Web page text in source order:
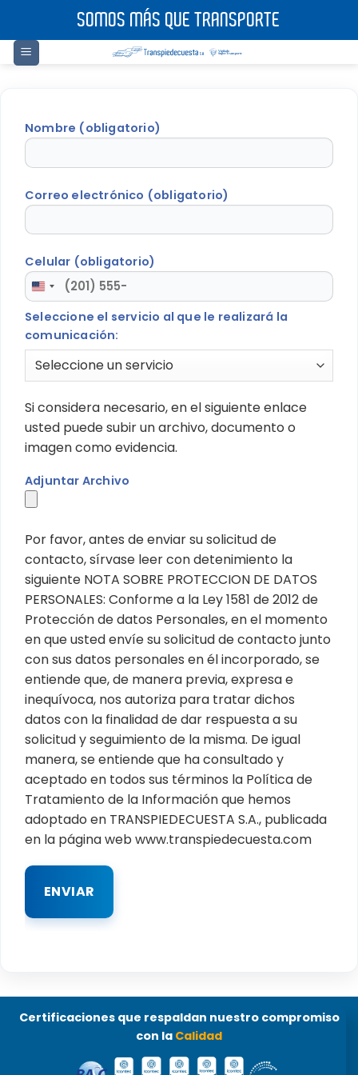
contenido
SOMOS MÁS QUE TRANSPORTE
Nombre (obligatorio)
Correo electrónico (obligatorio)
Celular (obligatorio)
UNITED
STATES
Seleccione el servicio al que le realizará la
comunicación:
Si considera necesario, en el siguiente enlace
usted puede subir un archivo, documento o
imagen como evidencia.
Adjuntar Archivo
Por favor, antes de enviar su solicitud de
contacto, sírvase leer con detenimiento la
siguiente NOTA SOBRE PROTECCION DE DATOS
PERSONALES: Conforme a la Ley 1581 de 2012 de
Protección de datos Personales, en el momento
en que usted envíe su solicitud de contacto junto
con sus datos personales en él incorporado, se
entiende que, de manera previa, expresa e
inequívoca, nos autoriza para tratar dichos
datos con la finalidad de dar respuesta a su
solicitud y seguimiento de la misma. De igual
manera, se entiende que ha consultado y
aceptado en todos sus términos la Política de
Tratamiento de la Información que hemos
adoptado en TRANSPIEDECUESTA S.A., publicada
en la página web www.transpiedecuesta.com
Certificaciones que respaldan nuestro compromiso
con la Calidad